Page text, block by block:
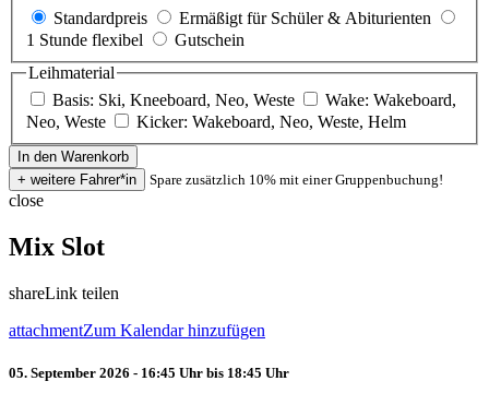
Standardpreis
Ermäßigt für Schüler & Abiturienten
1 Stunde flexibel
Gutschein
Leihmaterial
Basis: Ski, Kneeboard, Neo, Weste
Wake: Wakeboard,
Neo, Weste
Kicker: Wakeboard, Neo, Weste, Helm
Spare zusätzlich 10% mit einer Gruppenbuchung!
close
Mix Slot
shareLink teilen
attachmentZum Kalendar hinzufügen
05. September 2026 - 16:45 Uhr bis 18:45 Uhr